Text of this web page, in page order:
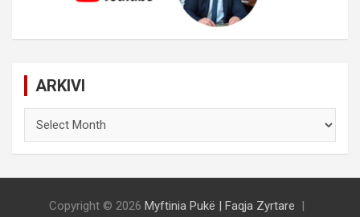
ARKIVI
Copyright © 2026 Myftinia Pukë | Faqja Zyrtare